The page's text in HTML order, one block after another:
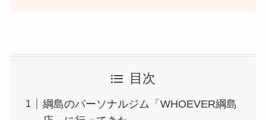
目次
綱島のパーソナルジム「WHOEVER綱島